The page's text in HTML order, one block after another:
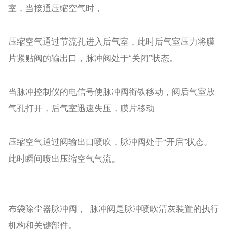
室，当接通压缩空气时，
压缩空气通过节流孔进入后气室，此时后气室压力将膜
片紧贴阀的输出口，脉冲阀处于“关闭”状态。
当脉冲控制仪的电信号使脉冲阀衔铁移动，阀后气室放
气孔打开，后气室迅速失压，膜片移动
压缩空气通过阀输出口喷吹，脉冲阀处于“开启”状态。
此时瞬间喷出压缩空气气流。
布袋除尘器脉冲阀， 脉冲阀是脉冲喷吹清灰装置的执行
机构和关键部件。